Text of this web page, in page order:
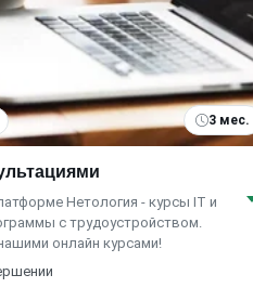
3 мес.
Нетология - курсы IT и
с трудоустройством.
онлайн курсами!